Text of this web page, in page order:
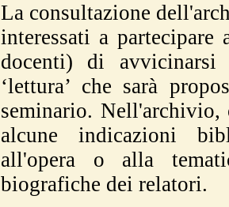
La consultazione
interessati a
docenti) di
‘lettura’ che sarà
seminario.
alcune indicazioni
all'opera o alla
biografiche dei relatori.